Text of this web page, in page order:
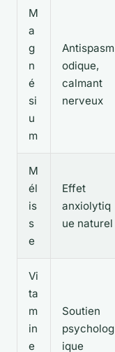
M
a
g
n
é
si
u
m
Antispasm
odique,
calmant
nerveux
M
él
is
s
e
Effet
anxiolytiq
ue naturel
Vi
ta
m
in
e
Soutien
psycholog
ique